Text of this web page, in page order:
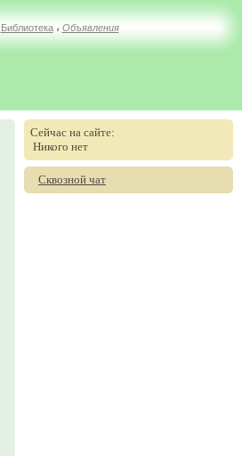
Библиотека // Объявления
Сейчас на сайте:
Никого нет
Сквозной чат